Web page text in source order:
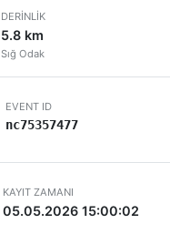
DERINLIK
5.8 km
Sığ Odak
EVENT ID
nc75357477
KAYIT ZAMANI
05.05.2026 15:00:02